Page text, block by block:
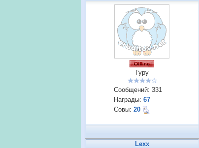
Гуру
Сообщений: 331
Награды: 67
Совы: 20
Lexx